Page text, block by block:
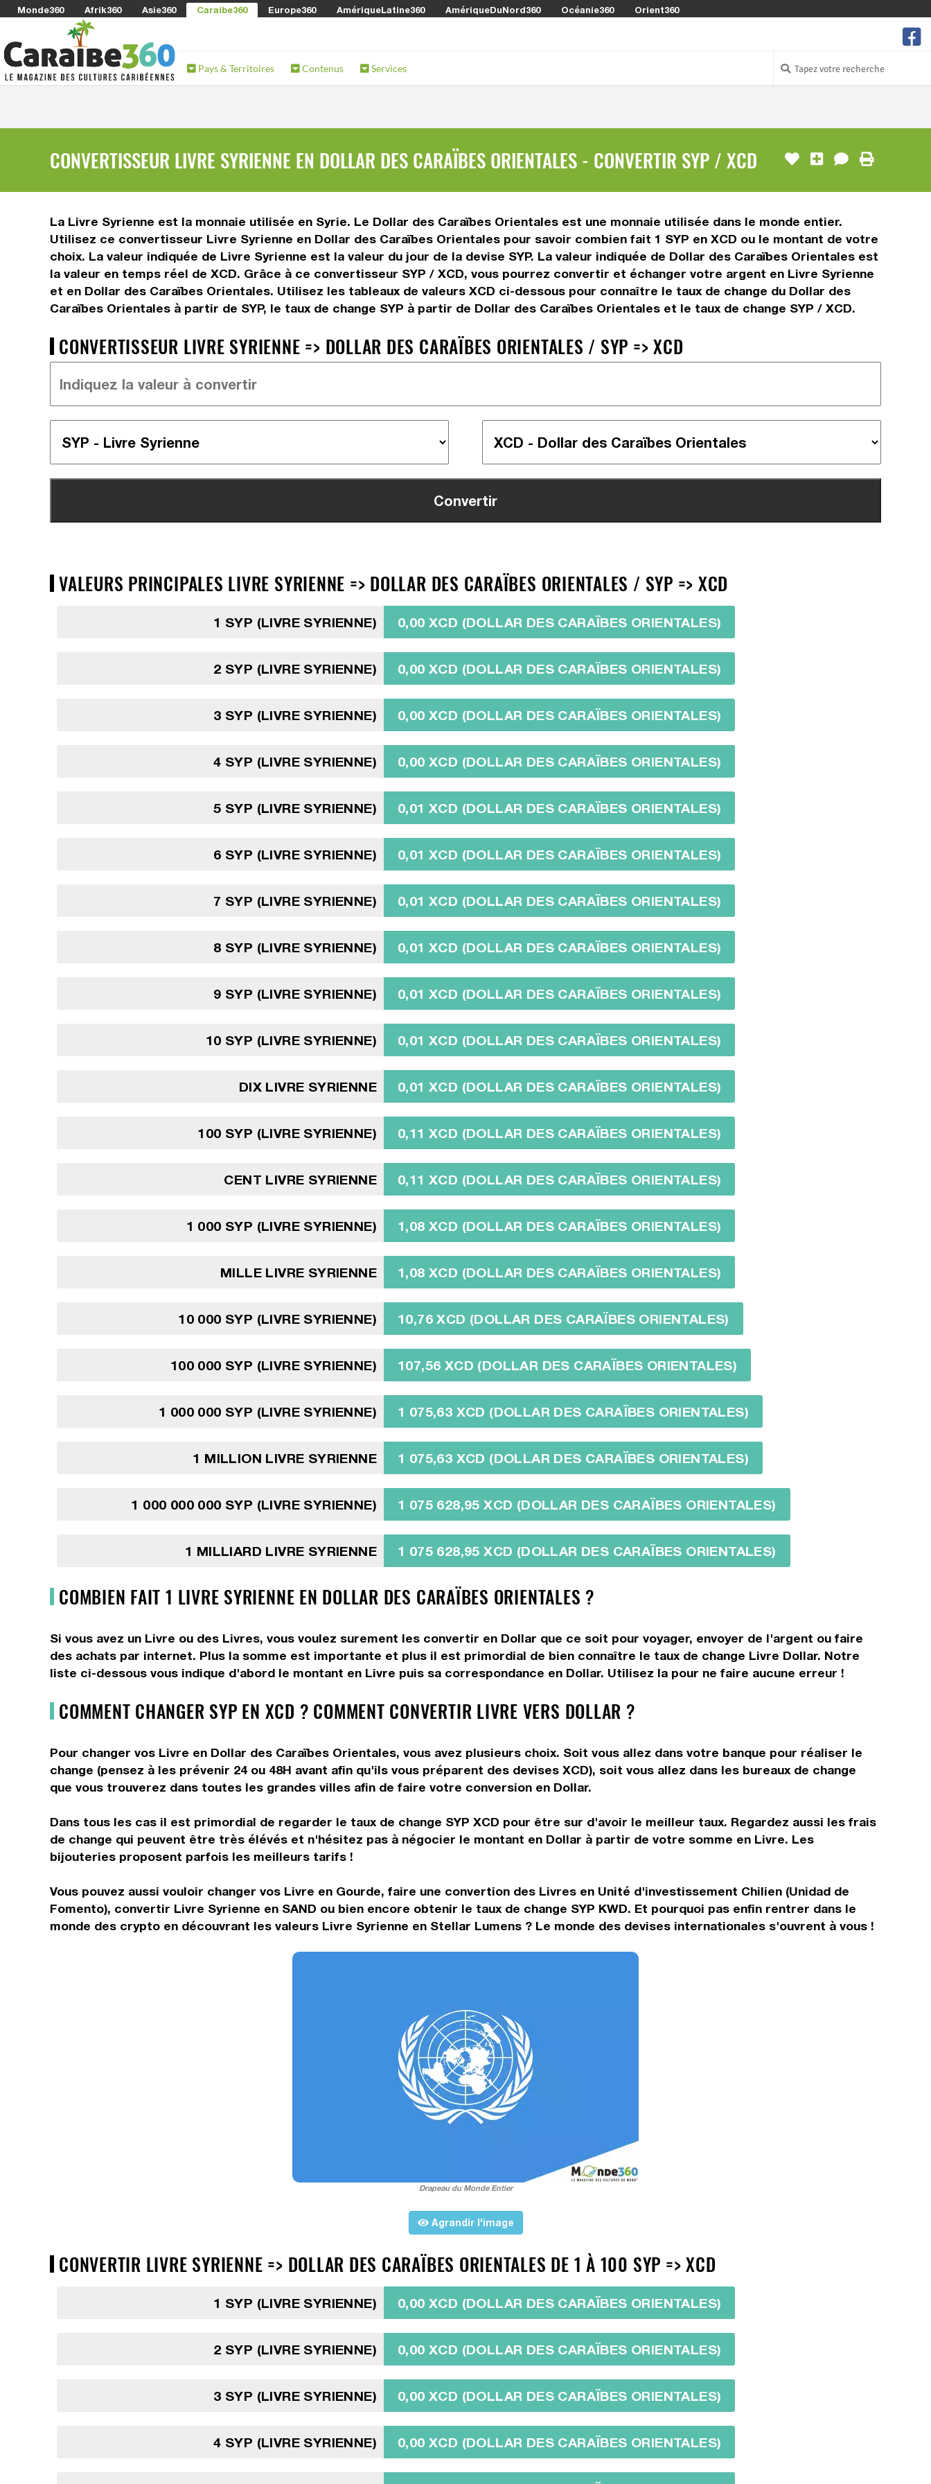
Monde360 Afrik360 Asie360 Caraibe360 Europe360 AmériqueLatine360 AmériqueDuNord360 Océanie360 Orient360
Pays & Territoires Contenus Services
CONVERTISSEUR LIVRE SYRIENNE EN DOLLAR DES CARAÏBES ORIENTALES - CONVERTIR SYP / XCD
La Livre Syrienne est la monnaie utilisée en Syrie. Le Dollar des Caraïbes Orientales est une monnaie utilisée dans le monde entier.
Utilisez ce convertisseur Livre Syrienne en Dollar des Caraïbes Orientales pour savoir combien fait 1 SYP en XCD ou le montant de votre
choix. La valeur indiquée de Livre Syrienne est la valeur du jour de la devise SYP. La valeur indiquée de Dollar des Caraïbes Orientales est
la valeur en temps réel de XCD. Grâce à ce convertisseur SYP / XCD, vous pourrez convertir et échanger votre argent en Livre Syrienne
et en Dollar des Caraïbes Orientales. Utilisez les tableaux de valeurs XCD ci-dessous pour connaître le taux de change du Dollar des
Caraïbes Orientales à partir de SYP, le taux de change SYP à partir de Dollar des Caraïbes Orientales et le taux de change SYP / XCD.
CONVERTISSEUR LIVRE SYRIENNE => DOLLAR DES CARAÏBES ORIENTALES / SYP => XCD
VALEURS PRINCIPALES LIVRE SYRIENNE => DOLLAR DES CARAÏBES ORIENTALES / SYP => XCD
1 SYP (LIVRE SYRIENNE) 0,00 XCD (DOLLAR DES CARAÏBES ORIENTALES)
2 SYP (LIVRE SYRIENNE) 0,00 XCD (DOLLAR DES CARAÏBES ORIENTALES)
3 SYP (LIVRE SYRIENNE) 0,00 XCD (DOLLAR DES CARAÏBES ORIENTALES)
4 SYP (LIVRE SYRIENNE) 0,00 XCD (DOLLAR DES CARAÏBES ORIENTALES)
5 SYP (LIVRE SYRIENNE) 0,01 XCD (DOLLAR DES CARAÏBES ORIENTALES)
6 SYP (LIVRE SYRIENNE) 0,01 XCD (DOLLAR DES CARAÏBES ORIENTALES)
7 SYP (LIVRE SYRIENNE) 0,01 XCD (DOLLAR DES CARAÏBES ORIENTALES)
8 SYP (LIVRE SYRIENNE) 0,01 XCD (DOLLAR DES CARAÏBES ORIENTALES)
9 SYP (LIVRE SYRIENNE) 0,01 XCD (DOLLAR DES CARAÏBES ORIENTALES)
10 SYP (LIVRE SYRIENNE) 0,01 XCD (DOLLAR DES CARAÏBES ORIENTALES)
DIX LIVRE SYRIENNE 0,01 XCD (DOLLAR DES CARAÏBES ORIENTALES)
100 SYP (LIVRE SYRIENNE) 0,11 XCD (DOLLAR DES CARAÏBES ORIENTALES)
CENT LIVRE SYRIENNE 0,11 XCD (DOLLAR DES CARAÏBES ORIENTALES)
1 000 SYP (LIVRE SYRIENNE) 1,08 XCD (DOLLAR DES CARAÏBES ORIENTALES)
MILLE LIVRE SYRIENNE 1,08 XCD (DOLLAR DES CARAÏBES ORIENTALES)
10 000 SYP (LIVRE SYRIENNE) 10,76 XCD (DOLLAR DES CARAÏBES ORIENTALES)
100 000 SYP (LIVRE SYRIENNE) 107,56 XCD (DOLLAR DES CARAÏBES ORIENTALES)
1 000 000 SYP (LIVRE SYRIENNE) 1 075,63 XCD (DOLLAR DES CARAÏBES ORIENTALES)
1 MILLION LIVRE SYRIENNE 1 075,63 XCD (DOLLAR DES CARAÏBES ORIENTALES)
1 000 000 000 SYP (LIVRE SYRIENNE) 1 075 628,95 XCD (DOLLAR DES CARAÏBES ORIENTALES)
1 MILLIARD LIVRE SYRIENNE 1 075 628,95 XCD (DOLLAR DES CARAÏBES ORIENTALES)
COMBIEN FAIT 1 LIVRE SYRIENNE EN DOLLAR DES CARAÏBES ORIENTALES ?
Si vous avez un Livre ou des Livres, vous voulez surement les convertir en Dollar que ce soit pour voyager, envoyer de l'argent ou faire
des achats par internet. Plus la somme est importante et plus il est primordial de bien connaître le taux de change Livre Dollar. Notre
liste ci-dessous vous indique d'abord le montant en Livre puis sa correspondance en Dollar. Utilisez la pour ne faire aucune erreur !
COMMENT CHANGER SYP EN XCD ? COMMENT CONVERTIR LIVRE VERS DOLLAR ?
Pour changer vos Livre en Dollar des Caraïbes Orientales, vous avez plusieurs choix. Soit vous allez dans votre banque pour réaliser le
change (pensez à les prévenir 24 ou 48H avant afin qu'ils vous préparent des devises XCD), soit vous allez dans les bureaux de change
que vous trouverez dans toutes les grandes villes afin de faire votre conversion en Dollar.
Dans tous les cas il est primordial de regarder le taux de change SYP XCD pour être sur d'avoir le meilleur taux. Regardez aussi les frais
de change qui peuvent être très élévés et n'hésitez pas à négocier le montant en Dollar à partir de votre somme en Livre. Les
bijouteries proposent parfois les meilleurs tarifs !
Vous pouvez aussi vouloir changer vos Livre en Gourde, faire une convertion des Livres en Unité d'investissement Chilien (Unidad de
Fomento), convertir Livre Syrienne en SAND ou bien encore obtenir le taux de change SYP KWD. Et pourquoi pas enfin rentrer dans le
monde des crypto en découvrant les valeurs Livre Syrienne en Stellar Lumens ? Le monde des devises internationales s'ouvrent à vous !
Drapeau du Monde Entier
Agrandir l'image
CONVERTIR LIVRE SYRIENNE => DOLLAR DES CARAÏBES ORIENTALES DE 1 À 100 SYP => XCD
1 SYP (LIVRE SYRIENNE) 0,00 XCD (DOLLAR DES CARAÏBES ORIENTALES)
2 SYP (LIVRE SYRIENNE) 0,00 XCD (DOLLAR DES CARAÏBES ORIENTALES)
3 SYP (LIVRE SYRIENNE) 0,00 XCD (DOLLAR DES CARAÏBES ORIENTALES)
4 SYP (LIVRE SYRIENNE) 0,00 XCD (DOLLAR DES CARAÏBES ORIENTALES)